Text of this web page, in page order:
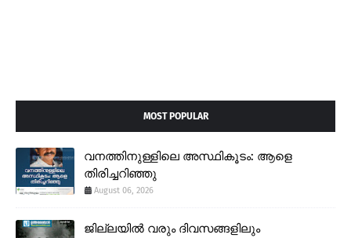
MOST POPULAR
വനത്തിനുള്ളിലെ അസ്ഥികൂടം: ആളെ
തിരിച്ചറിഞ്ഞു
August 06, 2026
ജില്ലയിൽ വരും ദിവസങ്ങളിലും